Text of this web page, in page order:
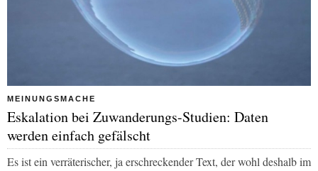
MEINUNGSMACHE
Eskalation bei Zuwanderungs-Studien: Daten
werden einfach gefälscht
Es ist ein verräterischer, ja erschreckender Text, der wohl deshalb im